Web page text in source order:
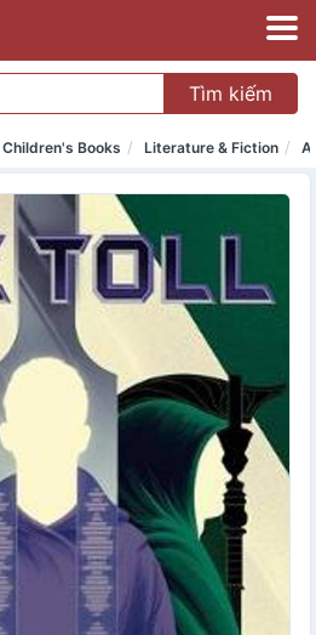
Tìm kiếm
Children's Books Literature & Fiction